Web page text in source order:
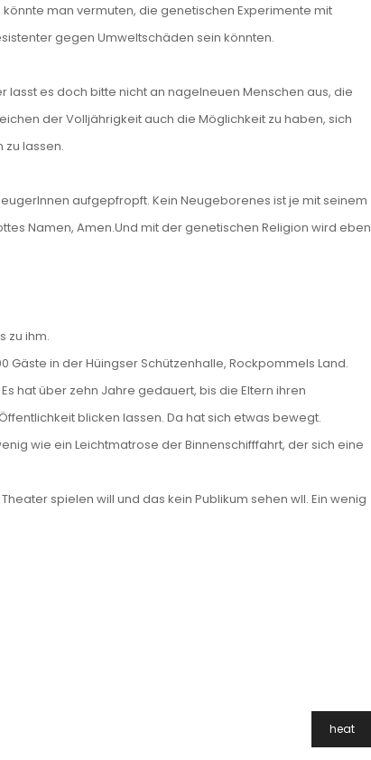
man vermuten, die genetischen Experimente mit
gegen Umweltschäden sein könnten.
es doch bitte nicht an nagelneuen Menschen aus, die
der Volljährigkeit auch die Möglichkeit zu haben, sich
lassen.
aufgepfropft. Kein Neugeborenes ist je mit seinem
Namen, Amen.Und mit der genetischen Religion wird eben
zu ihm.
Gäste in der Hüingser Schützenhalle, Rockpommels Land.
hat über zehn Jahre gedauert, bis die Eltern ihren
blicken lassen. Da hat sich etwas bewegt.
wie ein Leichtmatrose der Binnenschifffahrt, der sich eine
spielen will und das kein Publikum sehen wll. Ein wenig
heat